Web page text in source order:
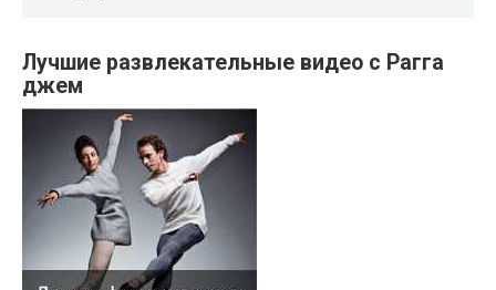
Лучшие развлекательные видео с Рагга
джем